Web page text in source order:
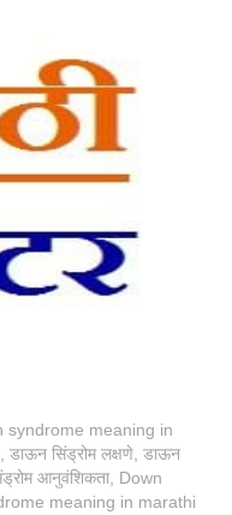
syndrome meaning in
डाऊन सिंड्रोम लक्षणे, डाऊन
आनुवंशिकता, Down
meaning in marathi